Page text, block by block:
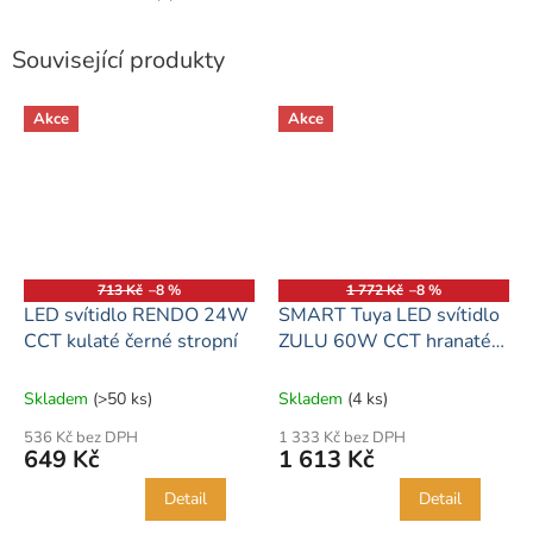
Související produkty
Akce
713 Kč –8 %
LED svítidlo RENDO 24W
CCT kulaté černé stropní
Skladem (>50 ks)
536 Kč bez DPH
649 Kč
Detail
Akce
1 772 Kč –8 %
SMART Tuya LED svítidlo
ZULU 60W CCT hranaté
Skladem (4 ks)
1 333 Kč bez DPH
1 613 Kč
Detail